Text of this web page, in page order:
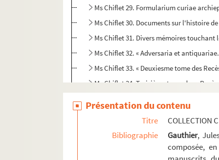
Ms Chiflet 29. Formularium curiae
Ms Chiflet 30. Documents sur l'histoire
Ms Chiflet 31. Divers mémoires touchant
Ms Chiflet 32. « Adversaria et
Ms Chiflet 33. « Deuxiesme tome des
Ms Chiflet 34. Troisième tome des «
Ms Chiflet 38. Première conquête de la
Présentation du contenu
Titre
COLLECTION
Bibliographie
Gauthier,
composée,